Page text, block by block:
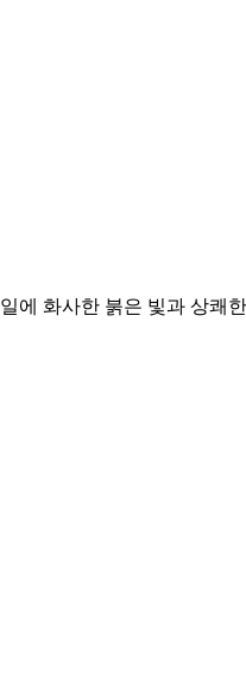
에 화사한 붉은 빛과 상쾌